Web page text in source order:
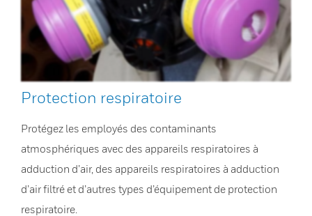
Protection respiratoire
Protégez les employés des contaminants
atmosphériques avec des appareils respiratoires à
adduction d’air, des appareils respiratoires à adduction
d’air filtré et d’autres types d’équipement de protection
respiratoire.